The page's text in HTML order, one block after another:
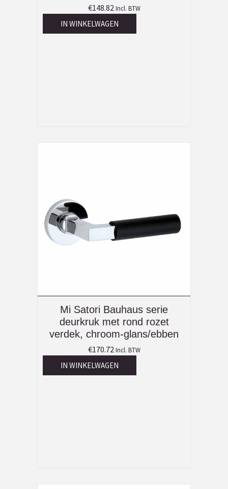
€148.82 Incl. BTW
IN WINKELWAGEN
Mi Satori Bauhaus serie
deurkruk met rond rozet
verdek, chroom-glans/ebben
€170.72 Incl. BTW
IN WINKELWAGEN